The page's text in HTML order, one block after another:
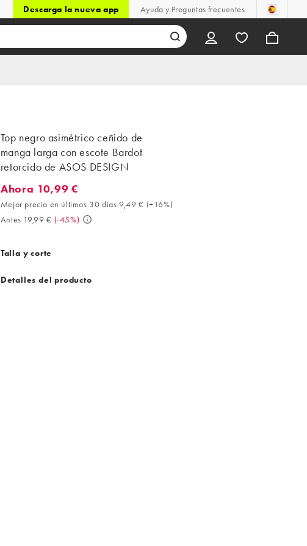
Descarga la nueva app Ayuda y Preguntas frecuentes
Top negro asimétrico ceñido de
manga larga con escote Bardot
retorcido de ASOS DESIGN
Ahora 10,99 €. Mejor precio en últimos 30 días 9,49 € (+16%). Antes
Ahora 10,99 €
Mejor precio en últimos 30 días 9,49 € (+16%)
Antes 19,99 € (-45%)
Talla y corte
Detalles del producto